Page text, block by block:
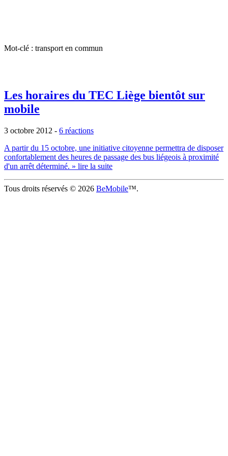
Mot-clé : transport en commun
Les horaires du TEC Liège bientôt sur
mobile
3 octobre 2012 - 6 réactions
A partir du 15 octobre, une initiative citoyenne permettra de disposer
confortablement des heures de passage des bus liégeois à proximité
d'un arrêt déterminé. » lire la suite
Tous droits réservés © 2026 BeMobile™.